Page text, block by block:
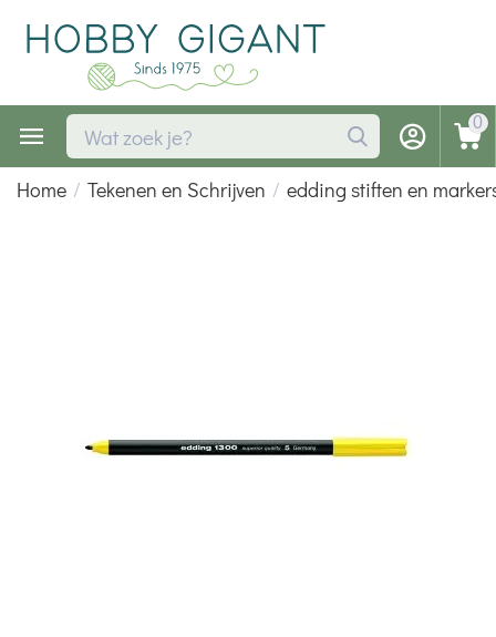
0
Home / Tekenen en Schrijven / edding stiften en